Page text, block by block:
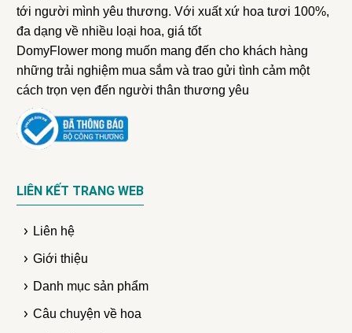
tới người mình yêu thương. Với xuất xứ hoa tươi 100%,
đa dạng về nhiều loại hoa, giá tốt
DomyFlower mong muốn mang đến cho khách hàng
những trải nghiệm mua sắm và trao gửi tình cảm một
cách trọn vẹn đến người thân thương yêu
LIÊN KẾT TRANG WEB
Liên hệ
Giới thiệu
Danh mục sản phẩm
Câu chuyện về hoa